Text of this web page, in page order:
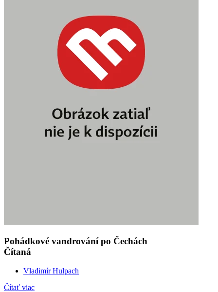
Pohádkové vandrování po Čechách
Čítaná
Vladimír Hulpach
Čítať viac